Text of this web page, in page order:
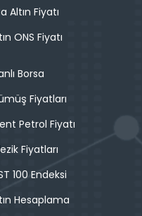
Altın Fiyatı
ONS Fiyatı
Borsa
Fiyatları
Petrol Fiyatı
Fiyatları
100 Endeksi
Hesaplama